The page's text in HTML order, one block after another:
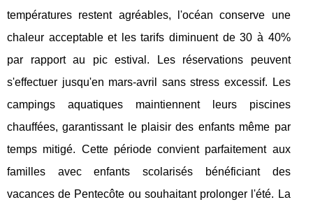
températures restent agréables, l'océan conserve une
chaleur acceptable et les tarifs diminuent de 30 à 40%
par rapport au pic estival. Les réservations peuvent
s'effectuer jusqu'en mars-avril sans stress excessif. Les
campings aquatiques maintiennent leurs piscines
chauffées, garantissant le plaisir des enfants même par
temps mitigé. Cette période convient parfaitement aux
familles avec enfants scolarisés bénéficiant des
vacances de Pentecôte ou souhaitant prolonger l'été. La